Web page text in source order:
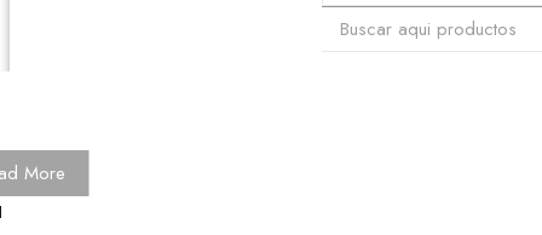
More